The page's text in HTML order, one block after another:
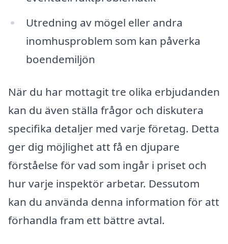
Utredning av mögel eller andra
inomhusproblem som kan påverka
boendemiljön
När du har mottagit tre olika erbjudanden
kan du även ställa frågor och diskutera
specifika detaljer med varje företag. Detta
ger dig möjlighet att få en djupare
förståelse för vad som ingår i priset och
hur varje inspektör arbetar. Dessutom
kan du använda denna information för att
förhandla fram ett bättre avtal.